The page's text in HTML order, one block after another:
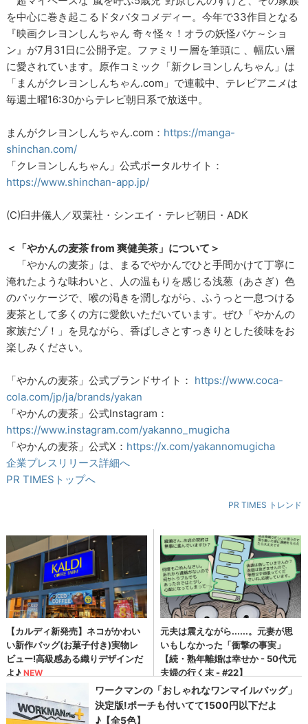
を中心に巻き起こるドタバタコメディー。今年で33作目となる
『映画クレヨンしんちゃん 奇々怪々！オラの妖怪バケ～ショ
ン』が7月31日に公開予定。ファミリー層を筆頭に 、幅広い層
に愛されています。原作コミック「新クレヨンしんちゃん」は
「まんがクレヨンしんちゃん.com」で連載中、テレビアニメは
毎週土曜16:30からテレビ朝日系で放送中。
まんがクレヨンしんちゃん.com： https://manga-
shinchan.com/
「クレヨンしんちゃん」公式ポータルサイト：
https://www.shinchan-app.jp/
(C)臼井儀人／双葉社・シンエイ・テレビ朝日・ADK
＜「やかんの麦茶 from 爽健美茶」について＞
「やかんの麦茶」は、まるでやかんでひと手間かけて丁寧に
淹れたような味わいと、人の温もりを感じる浅葱（あさぎ）色
のパッケージで、喉の渇きを潤しながら、ふうっと一息つける
麦茶として多くの方に愛飲いただいています。ぜひ「やかんの
家族だゾ！」を見ながら、香ばしさとすっきりとした後味をお
楽しみください。
「やかんの麦茶」公式ブランドサイト： https://www.coca-
cola.com/jp/ja/brands/yakan
「やかんの麦茶」公式Instagram：
https://www.instagram.com/yakanno_mugicha
「やかんの麦茶」公式X： https://x.com/yakannomugicha
企業プレスリリース詳細へ
PR TIMESトップへ
PR TIMES トレンド